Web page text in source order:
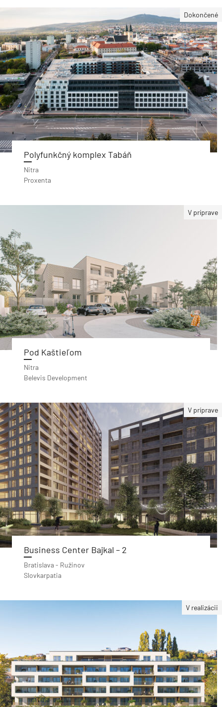
Dokončené
Polyfunkčný komplex Tabáň
Nitra
Proxenta
V príprave
Pod Kaštieľom
Nitra
Belevis Development
V príprave
Business Center Bajkal – 2
Bratislava - Ružinov
Slovkarpatia
V realizácii